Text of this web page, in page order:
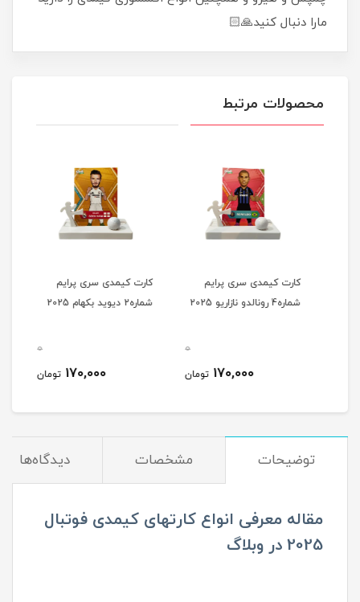
مارا دنبال کنید🙏🏻
محصولات مرتبط
کارت کیمدی سری پرایم
شماره4 رونالدو نازاریو 2025
170,000 تومان
کارت کیمدی سری پرایم
شماره2 دیوید بکهام 2025
170,000 تومان
توضیحات مشخصات دیدگاه‌ها
مقاله معرفی انواع کارتهای کیمدی فوتبال
2025 در وبلاگ